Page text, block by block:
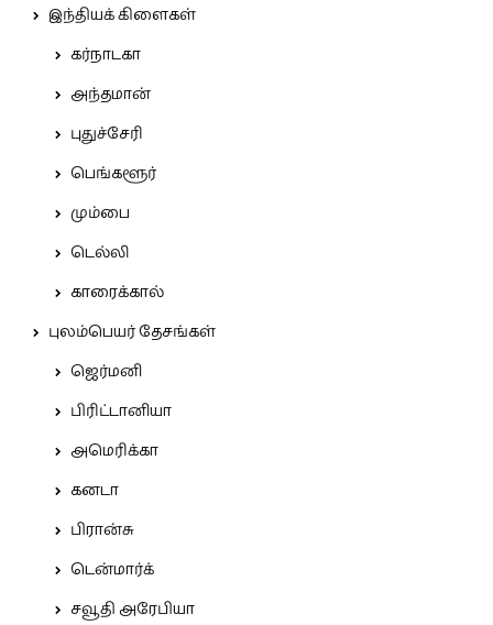
இந்தியக் கிளைகள்
கர்நாடகா
அந்தமான்
புதுச்சேரி
பெங்களூர்
மும்பை
டெல்லி
காரைக்கால்
புலம்பெயர் தேசங்கள்
ஜெர்மனி
பிரிட்டானியா
அமெரிக்கா
கனடா
பிரான்சு
டென்மார்க்
சவூதி அரேபியா